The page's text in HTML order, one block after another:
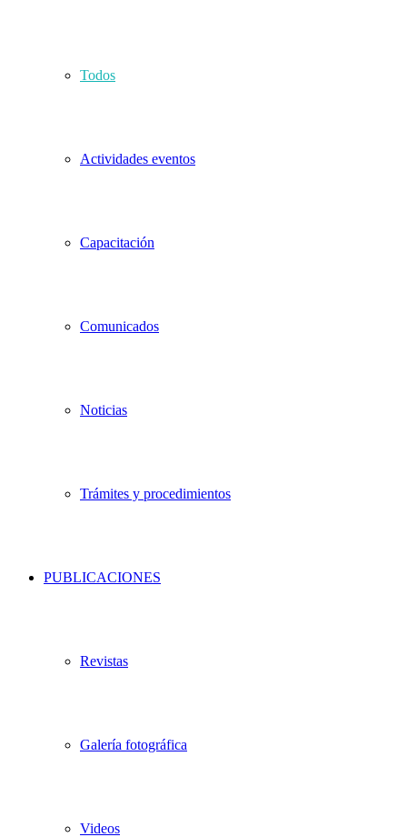
Todos
Actividades eventos
Capacitación
Comunicados
Noticias
Trámites y procedimientos
PUBLICACIONES
Revistas
Galería fotográfica
Videos